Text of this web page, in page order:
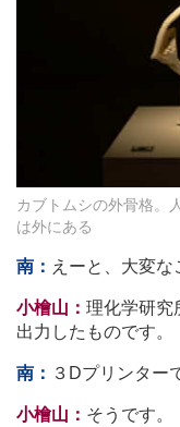
カブトムシの外骨格。
は外にある
南： えーと、大変な
小檜山： 理化学研究
出力したものです。
南： ３Dプリンター
小檜山： そうです。